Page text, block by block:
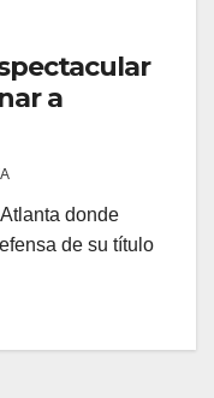
a
donde
de su título